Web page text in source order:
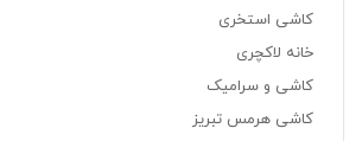
کاشی استخری
خانه لاکچری
کاشی و سرامیک
کاشی هرمس تبریز